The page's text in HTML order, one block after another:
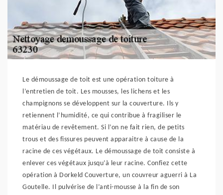
Le démoussage de toit est une opération toiture à
l’entretien de toit. Les mousses, les lichens et les
champignons se développent sur la couverture. Ils y
retiennent l’humidité, ce qui contribue à fragiliser le
matériau de revêtement. Si l’on ne fait rien, de petits
trous et des fissures peuvent apparaitre à cause de la
racine de ces végétaux. Le démoussage de toit consiste à
enlever ces végétaux jusqu’à leur racine. Confiez cette
opération à Dorkeld Couverture, un couvreur aguerri à La
Goutelle. Il pulvérise de l’anti-mousse à la fin de son